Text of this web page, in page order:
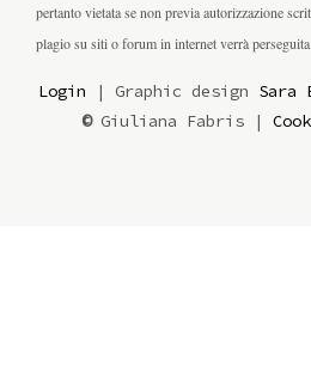
pertanto vietata se non previa autorizzazione
plagio su siti o forum in internet verrà
Login | Graphic design Sara
© Giuliana Fabris |